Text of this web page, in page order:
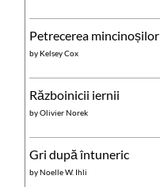
Petrecerea mincinoșilor
by Kelsey Cox
Războinicii iernii
byOlivier Norek
Gri după întuneric
byNoelle W. Ihli